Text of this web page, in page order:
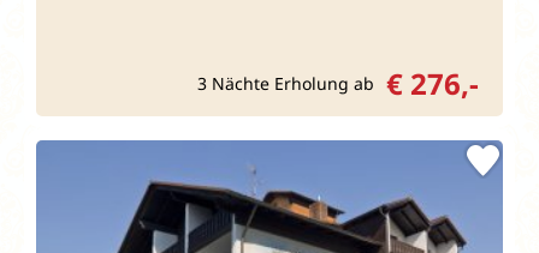
3 Nächte Erholung ab € 276,-